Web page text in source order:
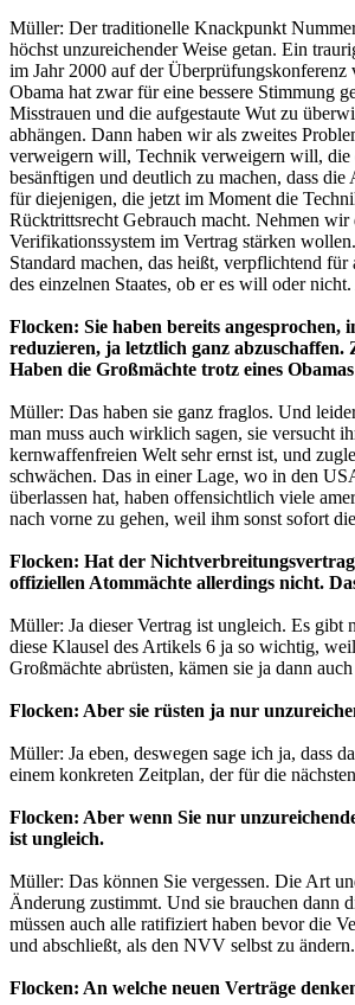
Müller: Der traditionelle Knackpunkt
höchst unzureichender Weise getan. Ein
im Jahr 2000 auf der
Obama hat zwar für eine bessere Stimmung
Misstrauen und die aufgestaute Wut zu
abhängen. Dann haben wir als zweites
verweigern will, Technik verweigern will, die
besänftigen und deutlich zu machen, dass
für diejenigen, die jetzt im Moment die
Rücktrittsrecht Gebrauch macht. Nehmen
Verifikationssystem im Vertrag stärken
Standard machen, das heißt, verpflichtend
des einzelnen Staates, ob er es will oder
Flocken: Sie haben bereits
reduzieren, ja letztlich ganz
Haben die Großmächte trotz eines
Müller: Das haben sie ganz fraglos. Und
man muss auch wirklich sagen, sie versucht
kernwaffenfreien Welt sehr ernst ist, und
schwächen. Das in einer Lage, wo in den
überlassen hat, haben offensichtlich viele
nach vorne zu gehen, weil ihm sonst sofort
Flocken: Hat der
offiziellen Atommächte allerdings nicht.
Müller: Ja dieser Vertrag ist ungleich. Es gibt
diese Klausel des Artikels 6 ja so wichtig,
Großmächte abrüsten, kämen sie ja dann
Flocken: Aber sie rüsten ja nur
Müller: Ja eben, deswegen sage ich ja, dass
einem konkreten Zeitplan, der für die
Flocken: Aber wenn Sie nur
ist ungleich.
Müller: Das können Sie vergessen. Die Art
Änderung zustimmt. Und sie brauchen dann
müssen auch alle ratifiziert haben bevor die
und abschließt, als den NVV selbst zu
Flocken: An welche neuen Verträge